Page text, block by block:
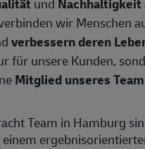
wir Menschen
verbessern deren
für unsere Kunden,
Mitglied unseres
Team in Hamburg
einem